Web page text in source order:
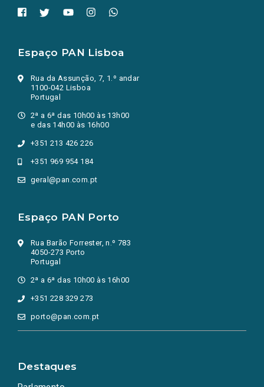
Espaço PAN Lisboa
Rua da Assunção, 7, 1.º andar
1100-042 Lisboa
Portugal
2ª a 6ª das 10h00 às 13h00
e das 14h00 às 16h00
+351 213 426 226
+351 969 954 184
geral@pan.com.pt
Espaço PAN Porto
Rua Barão Forrester, n.º 783
4050-273 Porto
Portugal
2ª a 6ª das 10h00 às 16h00
+351 228 329 273
porto@pan.com.pt
Destaques